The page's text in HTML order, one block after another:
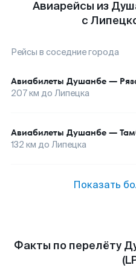
Авиарейсы из
с
Рейсы в соседние города
Авиабилеты Душанбе —
207км до Липецка
Авиабилеты Душанбе —
132 км до Липецка
Показать
Факты по перелёту